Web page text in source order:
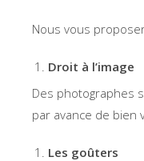
Nous vous
Droit à l’image
Des photographes
par avance de bien
Les goûters